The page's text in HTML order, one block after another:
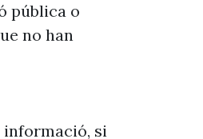
pública o
no han
informació, si